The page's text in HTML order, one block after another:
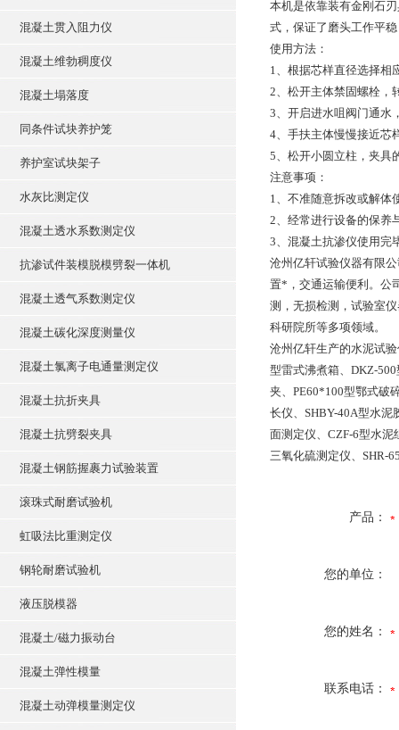
混凝土贯入阻力仪
混凝土维勃稠度仪
混凝土塌落度
同条件试块养护笼
养护室试块架子
水灰比测定仪
混凝土透水系数测定仪
抗渗试件装模脱模劈裂一体机
混凝土透气系数测定仪
混凝土碳化深度测量仪
混凝土氯离子电通量测定仪
混凝土抗折夹具
混凝土抗劈裂夹具
混凝土钢筋握裹力试验装置
滚珠式耐磨试验机
虹吸法比重测定仪
钢轮耐磨试验机
液压脱模器
混凝土/磁力振动台
混凝土弹性模量
混凝土动弹模量测定仪
本机是依靠装有金刚石
式，保证了磨头工作平
使用方法：
1、根据芯样直径选择相
2、松开主体禁固螺栓，
3、开启进水咀阀门通水
4、手扶主体慢慢接近芯
5、松开小圆立柱，夹具
注意事项：
1、不准随意拆改或解体
2、经常进行设备的保养
3、混凝土抗渗仪使用完
沧州亿轩试验仪器有限
置*，交通运输便利。公
测，无损检测，试验室
科研院所等多项领域。
沧州亿轩生产的水泥试
型雷式沸煮箱、DKZ-
夹、PE60*100型鄂式破
长仪、SHBY-40A型水
面测定仪、CZF-6型水
三氧化硫测定仪、SHR-
产品：
您的单位：
您的姓名：
联系电话：